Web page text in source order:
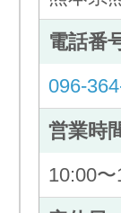
電話番
096-
営業時
10:00